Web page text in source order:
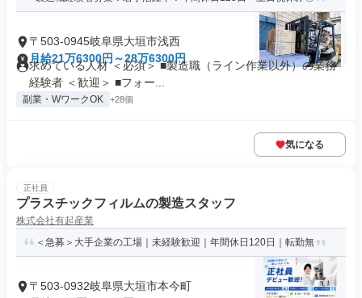
〒503-0945岐阜県大垣市浅西
月給21万6300円～28万6300円
求めている人材 ＜必須＞ ■製造職（ライン作業以外）の業務
経験者 ＜歓迎＞ ■フォー...
副業・WワークOK +28個
気になる
正社員
プラスチックフィルムの製造スタッフ
株式会社有起産業
＜急募＞大手企業の工場｜未経験歓迎｜年間休日120日｜転勤無
〒503-0932岐阜県大垣市本今町